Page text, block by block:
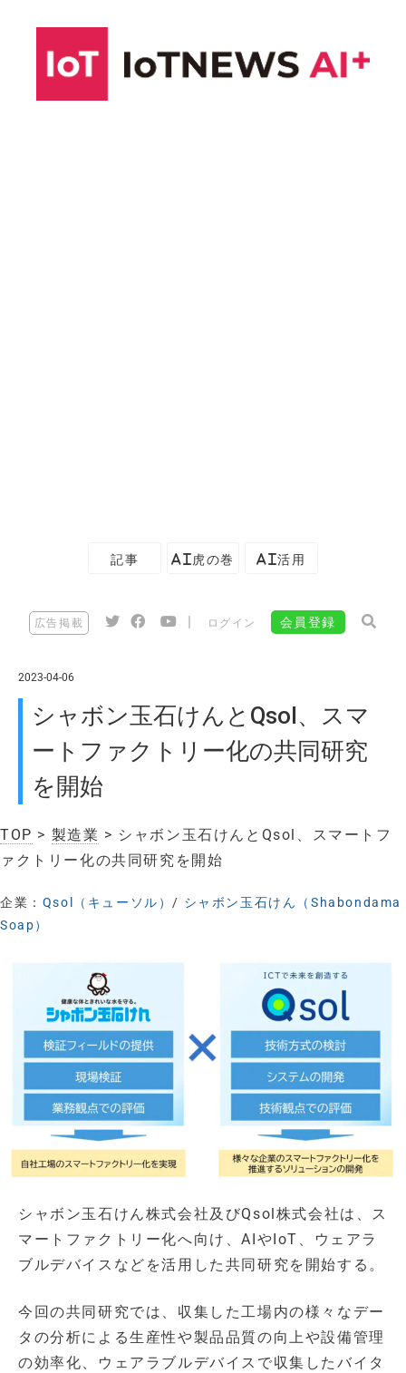
記事 AI虎の巻 AI活用
広告掲載 ログイン 会員登録
2023-04-06
シャボン玉石けんとQsol、スマ
ートファクトリー化の共同研究
を開始
TOP > 製造業 > シャボン玉石けんとQsol、スマートフ
ァクトリー化の共同研究を開始
企業： Qsol（キューソル）/ シャボン玉石けん（Shabondama
Soap）
シャボン玉石けん株式会社及びQsol株式会社は、ス
マートファクトリー化へ向け、AIやIoT、ウェアラ
ブルデバイスなどを活用した共同研究を開始する。
今回の共同研究では、収集した工場内の様々なデー
タの分析による生産性や製品品質の向上や設備管理
の効率化、ウェアラブルデバイスで収集したバイタ